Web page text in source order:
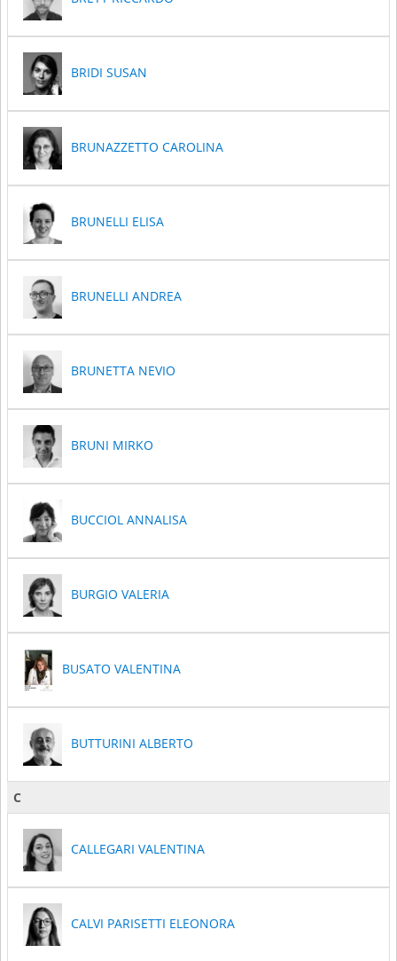
BRIDI SUSAN
BRUNAZZETTO CAROLINA
BRUNELLI ELISA
BRUNELLI ANDREA
BRUNETTA NEVIO
BRUNI MIRKO
BUCCIOL ANNALISA
BURGIO VALERIA
BUSATO VALENTINA
BUTTURINI ALBERTO
C
CALLEGARI VALENTINA
CALVI PARISETTI ELEONORA